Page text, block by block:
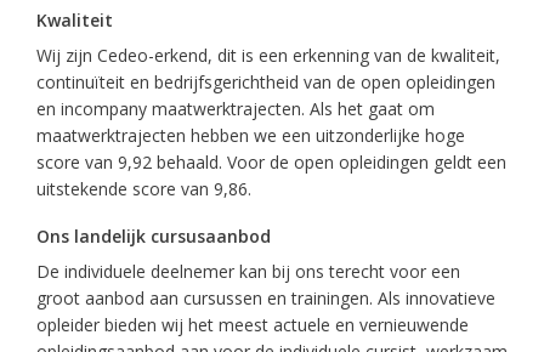
Kwaliteit
Wij zijn Cedeo-erkend, dit is een erkenning van de kwaliteit,
continuïteit en bedrijfsgerichtheid van de open opleidingen
en incompany maatwerktrajecten. Als het gaat om
maatwerktrajecten hebben we een uitzonderlijke hoge
score van 9,92 behaald. Voor de open opleidingen geldt een
uitstekende score van 9,86.
Ons landelijk cursusaanbod
De individuele deelnemer kan bij ons terecht voor een
groot aanbod aan cursussen en trainingen. Als innovatieve
opleider bieden wij het meest actuele en vernieuwende